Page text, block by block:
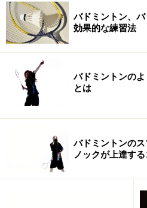
初心者用のラケットの
初心者用となっているラケッ
ため操作性が良く、誰にでも
ている傾向が強くあります。
そのため、まだスイングスピ
る初心者の方でも比較的シャ
しなるように柔らかめになっ
バドミントン、
効果的な練習法
バドミントンの
とは
バドミントンの
ノックが上達す